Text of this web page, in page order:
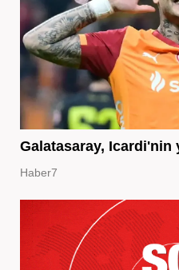
Galatasaray, Icardi'nin
Haber7